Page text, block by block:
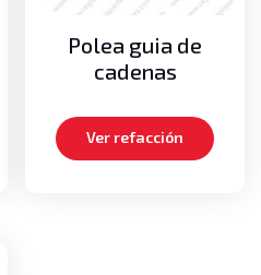
Polea guia de
cadenas
Ver refacción